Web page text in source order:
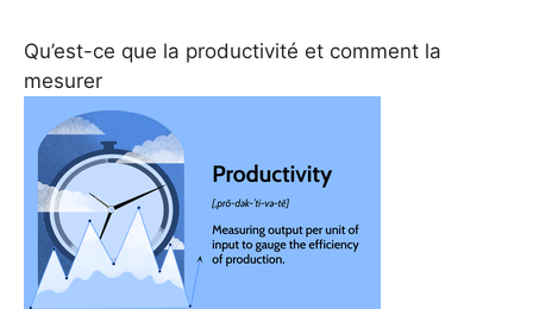
Qu’est-ce que la productivité et comment la
mesurer